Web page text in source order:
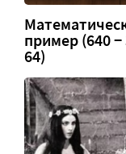
пример (640 −
64)